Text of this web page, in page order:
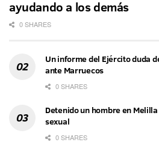
ayudando a los demás
0 SHARES
Un informe del Ejército duda
ante Marruecos
0 SHARES
Detenido un hombre en
sexual
0 SHARES